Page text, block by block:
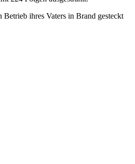
ihres Vaters in Brand gesteckt